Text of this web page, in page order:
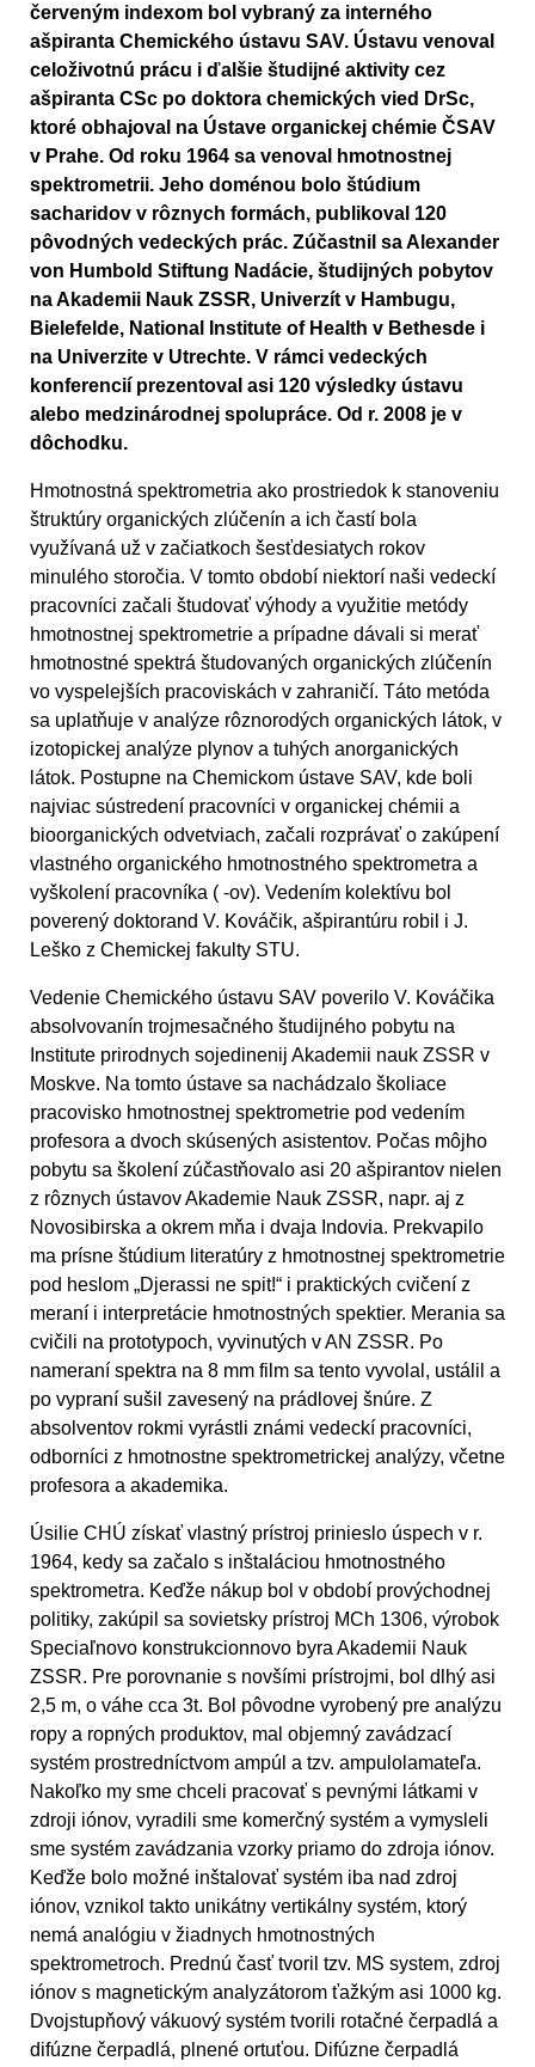
červeným indexom bol vybraný za interného
ašpiranta Chemického ústavu SAV. Ústavu venoval
celoživotnú prácu i ďalšie študijné aktivity cez
ašpiranta CSc po doktora chemických vied DrSc,
ktoré obhajoval na Ústave organickej chémie ČSAV
v Prahe. Od roku 1964 sa venoval hmotnostnej
spektrometrii. Jeho doménou bolo štúdium
sacharidov v rôznych formách, publikoval 120
pôvodných vedeckých prác. Zúčastnil sa Alexander
von Humbold Stiftung Nadácie, študijných pobytov
na Akademii Nauk ZSSR, Univerzít v Hambugu,
Bielefelde, National Institute of Health v Bethesde i
na Univerzite v Utrechte. V rámci vedeckých
konferencií prezentoval asi 120 výsledky ústavu
alebo medzinárodnej spolupráce. Od r. 2008 je v
dôchodku.
Hmotnostná spektrometria ako prostriedok k stanoveniu
štruktúry organických zlúčenín a ich častí bola
využívaná už v začiatkoch šesťdesiatych rokov
minulého storočia. V tomto období niektorí naši vedeckí
pracovníci začali študovať výhody a využitie metódy
hmotnostnej spektrometrie a prípadne dávali si merať
hmotnostné spektrá študovaných organických zlúčenín
vo vyspelejších pracoviskách v zahraničí. Táto metóda
sa uplatňuje v analýze rôznorodých organických látok, v
izotopickej analýze plynov a tuhých anorganických
látok. Postupne na Chemickom ústave SAV, kde boli
najviac sústredení pracovníci v organickej chémii a
bioorganických odvetviach, začali rozprávať o zakúpení
vlastného organického hmotnostného spektrometra a
vyškolení pracovníka ( -ov). Vedením kolektívu bol
poverený doktorand V. Kováčik, ašpirantúru robil i J.
Leško z Chemickej fakulty STU.
Vedenie Chemického ústavu SAV poverilo V. Kováčika
absolvovanín trojmesačného študijného pobytu na
Institute prirodnych sojedinenij Akademii nauk ZSSR v
Moskve. Na tomto ústave sa nachádzalo školiace
pracovisko hmotnostnej spektrometrie pod vedením
profesora a dvoch skúsených asistentov. Počas môjho
pobytu sa školení zúčastňovalo asi 20 ašpirantov nielen
z rôznych ústavov Akademie Nauk ZSSR, napr. aj z
Novosibirska a okrem mňa i dvaja Indovia. Prekvapilo
ma prísne štúdium literatúry z hmotnostnej spektrometrie
pod heslom „Djerassi ne spit!“ i praktických cvičení z
meraní i interpretácie hmotnostných spektier. Merania sa
cvičili na prototypoch, vyvinutých v AN ZSSR. Po
nameraní spektra na 8 mm film sa tento vyvolal, ustálil a
po vypraní sušil zavesený na prádlovej šnúre. Z
absolventov rokmi vyrástli známi vedeckí pracovníci,
odborníci z hmotnostne spektrometrickej analýzy, včetne
profesora a akademika.
Úsilie CHÚ získať vlastný prístroj prinieslo úspech v r.
1964, kedy sa začalo s inštaláciou hmotnostného
spektrometra. Keďže nákup bol v období provýchodnej
politiky, zakúpil sa sovietsky prístroj MCh 1306, výrobok
Speciaľnovo konstrukcionnovo byra Akademii Nauk
ZSSR. Pre porovnanie s novšími prístrojmi, bol dlhý asi
2,5 m, o váhe cca 3t. Bol pôvodne vyrobený pre analýzu
ropy a ropných produktov, mal objemný zavádzací
systém prostredníctvom ampúl a tzv. ampulolamateľa.
Nakoľko my sme chceli pracovať s pevnými látkami v
zdroji iónov, vyradili sme komerčný systém a vymysleli
sme systém zavádzania vzorky priamo do zdroja iónov.
Keďže bolo možné inštalovať systém iba nad zdroj
iónov, vznikol takto unikátny vertikálny systém, ktorý
nemá analógiu v žiadnych hmotnostných
spektrometroch. Prednú časť tvoril tzv. MS system, zdroj
iónov s magnetickým analyzátorom ťažkým asi 1000 kg.
Dvojstupňový vákuový systém tvorili rotačné čerpadlá a
difúzne čerpadlá, plnené ortuťou. Difúzne čerpadlá